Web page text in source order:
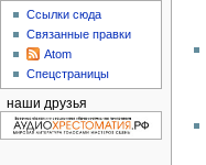
Ссылки сюда
Связанные правки
Atom
Спецстраницы
наши друзья